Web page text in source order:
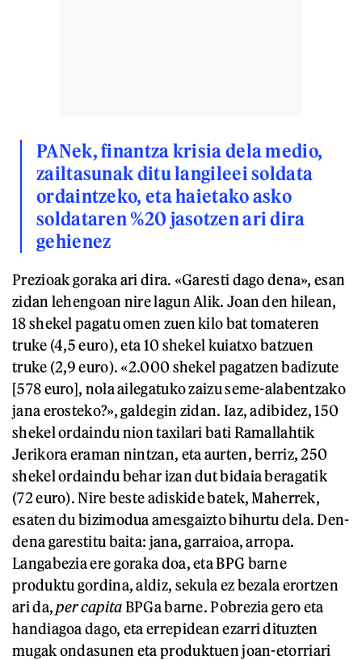
PANek, finantza krisia dela medio,
zailtasunak ditu langileei soldata
ordaintzeko, eta haietako asko
soldataren %20 jasotzen ari dira
gehienez
Prezioak goraka ari dira. «Garesti dago dena», esan
zidan lehengoan nire lagun Alik. Joan den hilean,
18 shekel pagatu omen zuen kilo bat tomateren
truke (4,5 euro), eta 10 shekel kuiatxo batzuen
truke (2,9 euro). «2.000 shekel pagatzen badizute
[578 euro], nola ailegatuko zaizu seme-alabentzako
jana erosteko?», galdegin zidan. Iaz, adibidez, 150
shekel ordaindu nion taxilari bati Ramallahtik
Jerikora eraman nintzan, eta aurten, berriz, 250
shekel ordaindu behar izan dut bidaia beragatik
(72 euro). Nire beste adiskide batek, Maherrek,
esaten du bizimodua amesgaizto bihurtu dela. Den-
dena garestitu baita: jana, garraioa, arropa.
Langabezia ere goraka doa, eta BPG barne
produktu gordina, aldiz, sekula ez bezala erortzen
ari da,per capitaBPGa barne. Pobrezia gero eta
handiagoa dago, eta errepidean ezarri dituzten
mugak ondasunen eta produktuen joan-etorriari